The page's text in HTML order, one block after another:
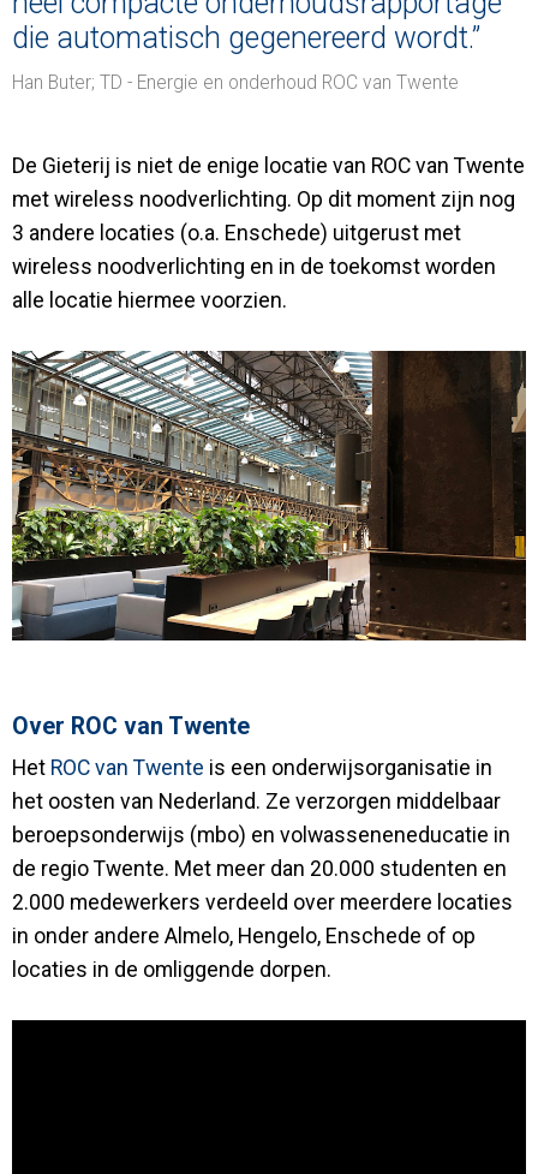
die automatisch gegenereerd wordt.”
Han Buter; TD - Energie en onderhoud ROC van Twente
De Gieterij is niet de enige locatie van ROC van Twente
met wireless noodverlichting. Op dit moment zijn nog
3 andere locaties (o.a. Enschede) uitgerust met
wireless noodverlichting en in de toekomst worden
alle locatie hiermee voorzien.
Over ROC van Twente
Het ROC van Twente is een onderwijsorganisatie in
het oosten van Nederland. Ze verzorgen middelbaar
beroepsonderwijs (mbo) en volwasseneneducatie in
de regio Twente. Met meer dan 20.000 studenten en
2.000 medewerkers verdeeld over meerdere locaties
in onder andere Almelo, Hengelo, Enschede of op
locaties in de omliggende dorpen.